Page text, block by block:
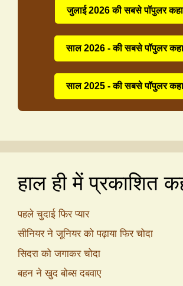
जुलाई 2026 की सबसे पॉपुलर
साल 2026 - की सबसे पॉपुलर
साल 2025 - की सबसे पॉपुलर
हाल ही में प्रकाशित
पहले चुदाई फिर प्यार
सीनियर ने जूनियर को पढ़ाया फिर चोदा
सिदरा को जगाकर चोदा
बहन ने खुद बोब्स दबवाए